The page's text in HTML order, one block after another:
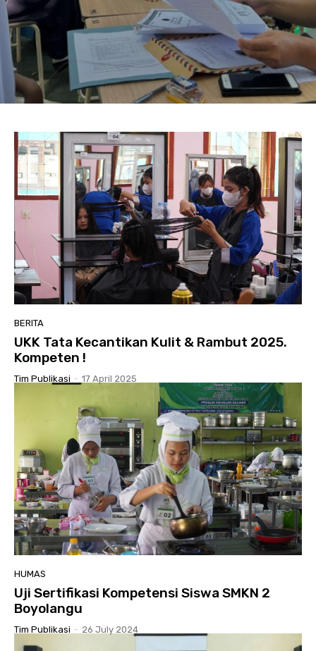
BERITA
UKK Tata Kecantikan Kulit & Rambut 2025.
Kompeten !
Tim Publikasi - 17 April 2025
HUMAS
Uji Sertifikasi Kompetensi Siswa SMKN 2
Boyolangu
Tim Publikasi - 26 July 2024